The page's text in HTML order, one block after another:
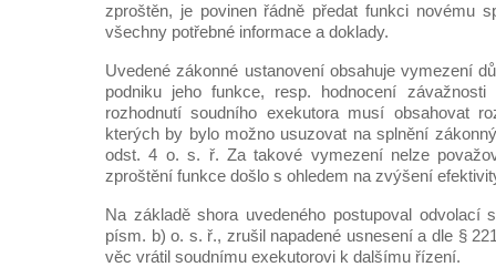
zproštěn, je povinen řádně předat funkci novému
všechny potřebné informace a doklady.
Uvedené zákonné ustanovení obsahuje vymezení
podniku jeho funkce, resp. hodnocení
rozhodnutí soudního exekutora musí obsahovat
kterých by bylo možno usuzovat na splnění
odst. 4 o. s. ř. Za takové vymezení nelze
zproštění funkce došlo s ohledem na zvýšení
Na základě shora uvedeného postupoval odvolací
písm. b) o. s. ř., zrušil napadené usnesení a dle §
věc vrátil soudnímu exekutorovi k dalšímu řízení.